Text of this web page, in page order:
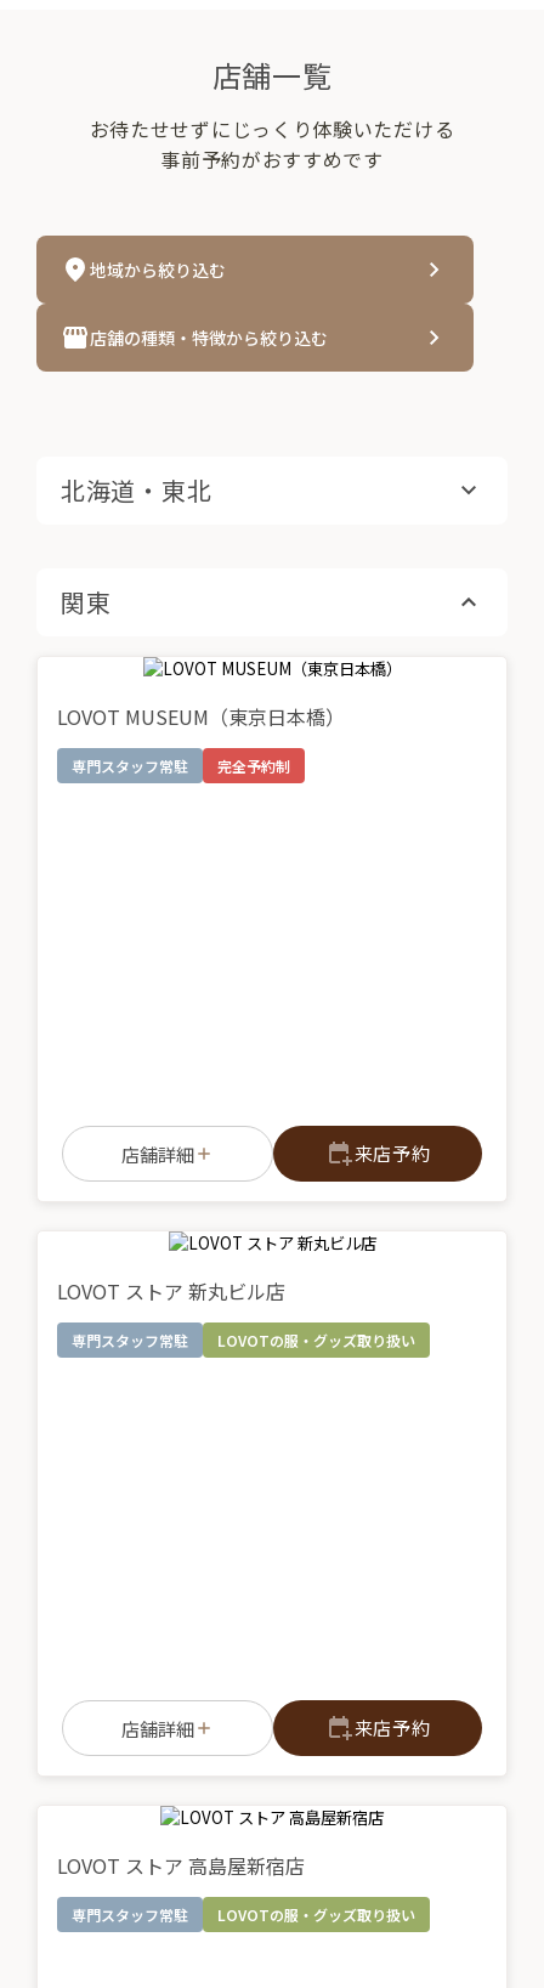
店舗一覧
お待たせせずにじっくり体験いただける
事前予約がおすすめです
地域から絞り込む
店舗の種類・特徴から絞り込む
北海道・東北
関東
LOVOT MUSEUM（東京日本橋）
専門スタッフ常駐 完全予約制
店舗詳細 来店予約
LOVOT ストア 新丸ビル店
専門スタッフ常駐 LOVOTの服・グッズ取り扱い
店舗詳細 来店予約
LOVOT ストア 高島屋新宿店
専門スタッフ常駐 LOVOTの服・グッズ取り扱い